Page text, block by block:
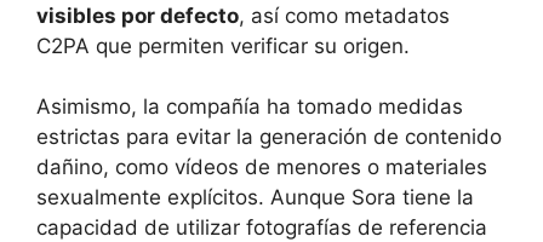
visibles por defecto, así como metadatos
C2PA que permiten verificar su origen.
Asimismo, la compañía ha tomado medidas
estrictas para evitar la generación de contenido
dañino, como vídeos de menores o materiales
sexualmente explícitos. Aunque Sora tiene la
capacidad de utilizar fotografías de referencia